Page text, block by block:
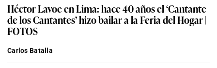
Héctor Lavoe en Lima: hace 40 años el ‘Cantante
de los Cantantes’ hizo bailar a la Feria del Hogar |
FOTOS
Carlos Batalla